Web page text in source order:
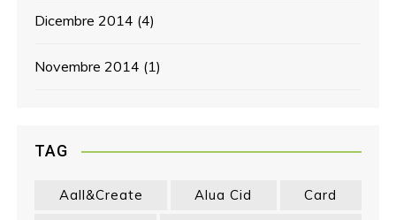
Dicembre 2014 (4)
Novembre 2014 (1)
TAG
Aall&create Alua Cid
Card